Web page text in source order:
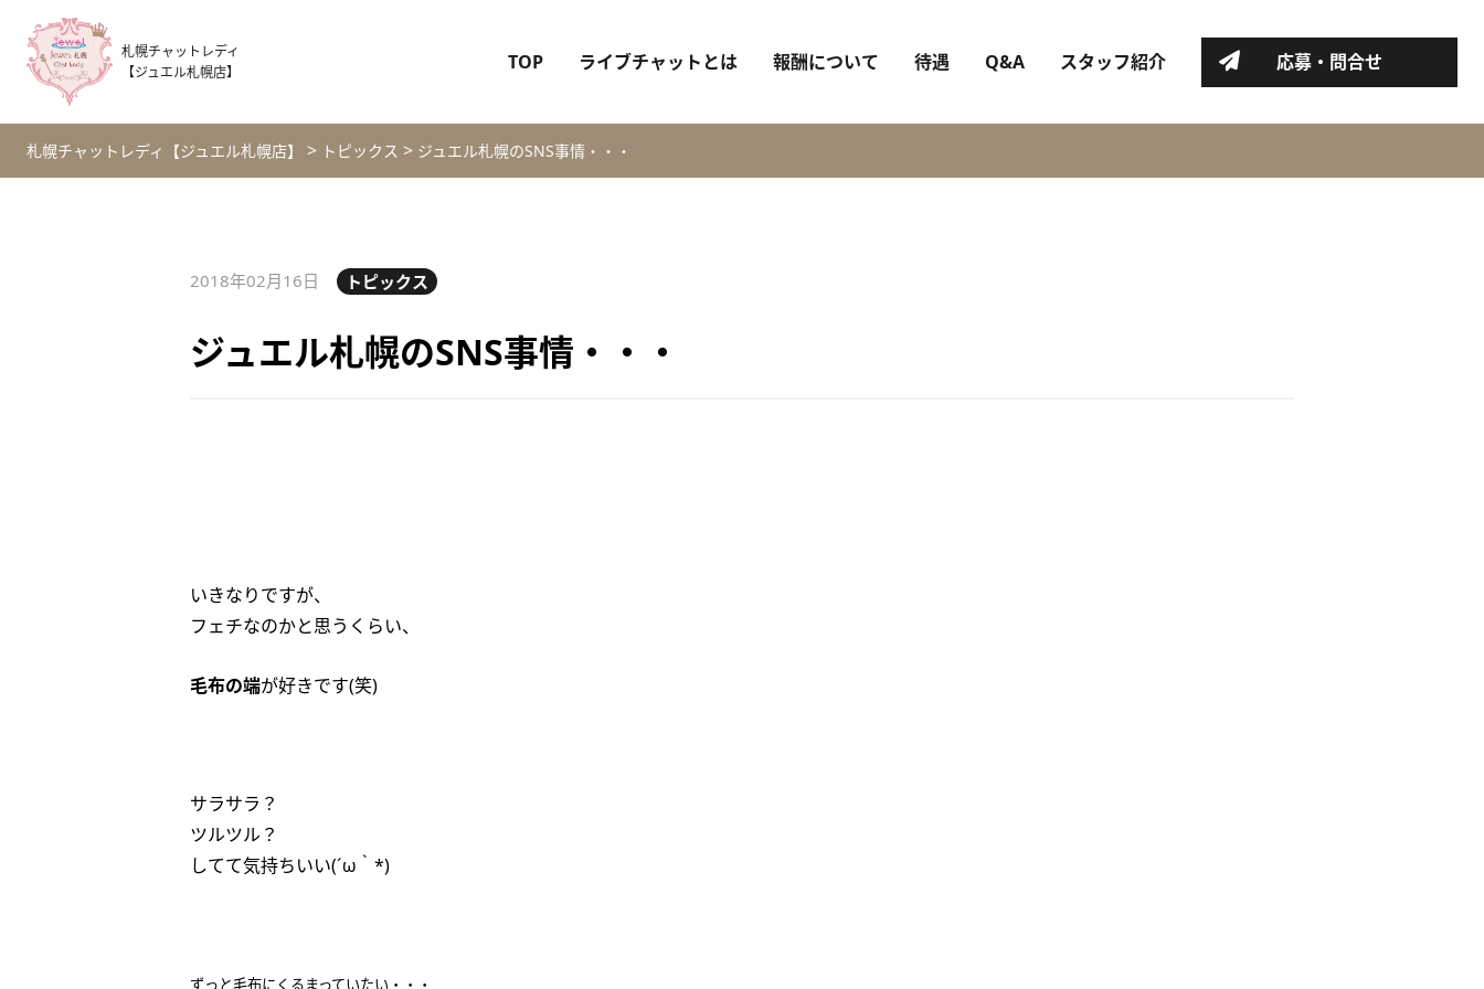
札幌チャットレディ
【ジュエル札幌店】
TOP ライブチャットとは 報酬について 待遇 Q&A スタッフ紹介 応募・問合せ
札幌チャットレディ【ジュエル札幌店】 > トピックス > ジュエル札幌のSNS事情・・・
2018年02月16日 トピックス
ジュエル札幌のSNS事情・・・
いきなりですが、
フェチなのかと思うくらい、
毛布の端が好きです(笑)
サラサラ？
ツルツル？
してて気持ちいい(´ω｀*)